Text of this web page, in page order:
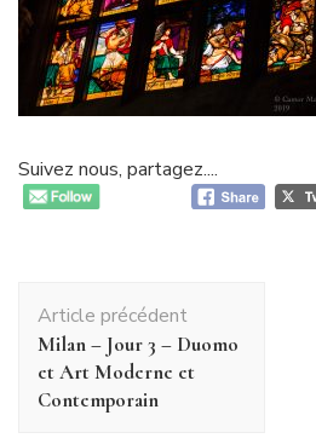
Suivez nous, partagez....
d'article
Article précédent
Milan – Jour 3 – Duomo
et Art Moderne et
Contemporain